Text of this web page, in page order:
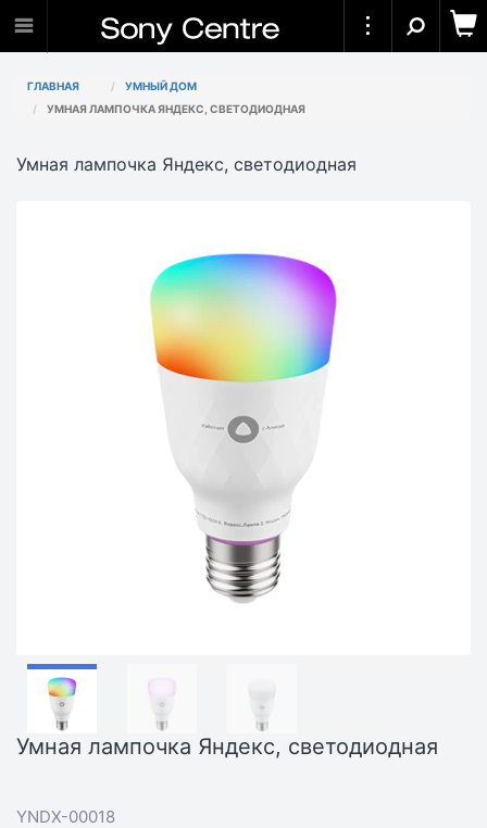
ГЛАВНАЯ
УМНЫЙ ДОМ
УМНАЯ ЛАМПОЧКА ЯНДЕКС, СВЕТОДИОДНАЯ
Умная лампочка Яндекс, светодиодная
Умная лампочка Яндекс, светодиодная
YNDX-00018